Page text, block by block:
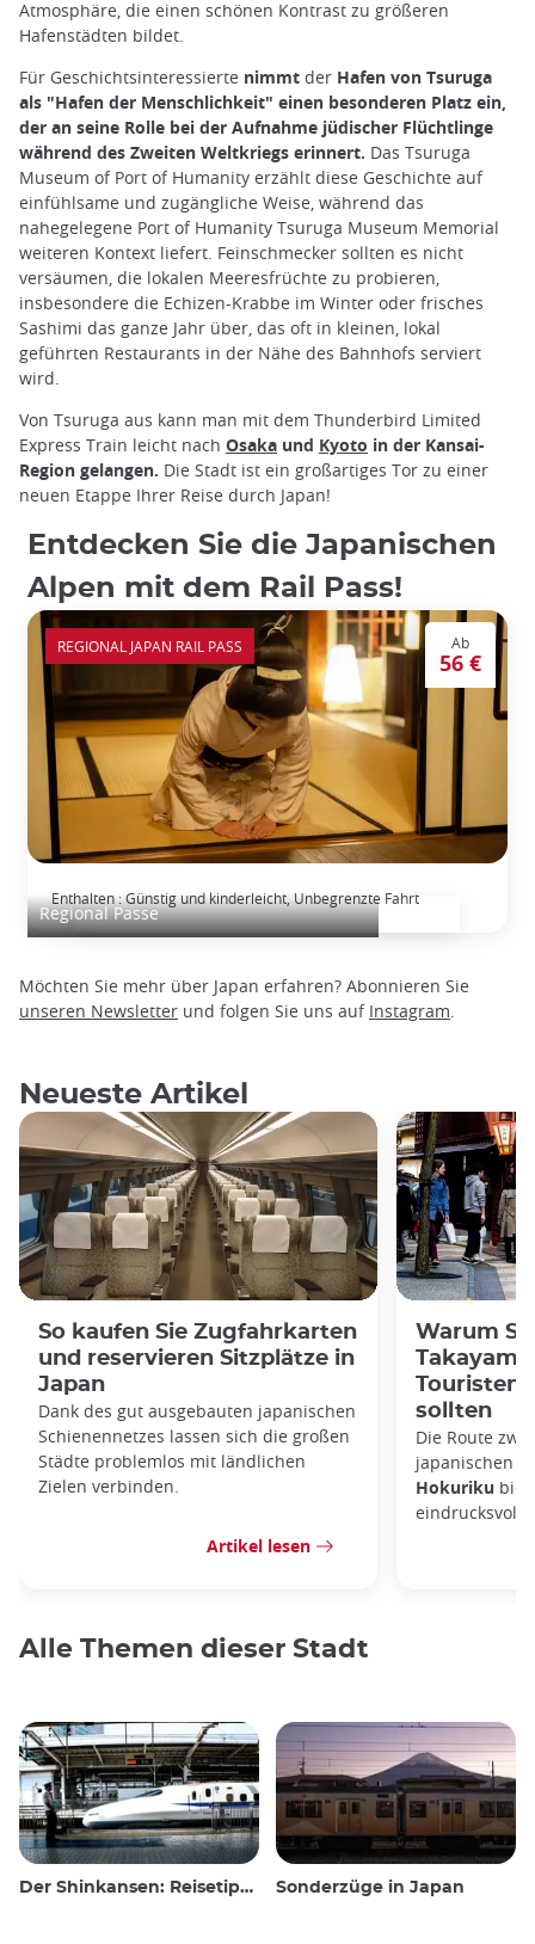
Atmosphäre, die einen schönen Kontrast zu größeren
Hafenstädten bildet.
Für Geschichtsinteressierte nimmt der Hafen von Tsuruga
als "Hafen der Menschlichkeit" einen besonderen Platz ein,
der an seine Rolle bei der Aufnahme jüdischer Flüchtlinge
während des Zweiten Weltkriegs erinnert. Das Tsuruga
Museum of Port of Humanity erzählt diese Geschichte auf
einfühlsame und zugängliche Weise, während das
nahegelegene Port of Humanity Tsuruga Museum Memorial
weiteren Kontext liefert. Feinschmecker sollten es nicht
versäumen, die lokalen Meeresfrüchte zu probieren,
insbesondere die Echizen-Krabbe im Winter oder frisches
Sashimi das ganze Jahr über, das oft in kleinen, lokal
geführten Restaurants in der Nähe des Bahnhofs serviert
wird.
Von Tsuruga aus kann man mit dem Thunderbird Limited
Express Train leicht nach Osaka und Kyoto in der Kansai-
Region gelangen. Die Stadt ist ein großartiges Tor zu einer
neuen Etappe Ihrer Reise durch Japan!
Entdecken Sie die Japanischen
Alpen mit dem Rail Pass!
Regional Passe
Ab
56 €
Enthalten : Günstig und kinderleicht, Unbegrenzte Fahrt
REGIONAL JAPAN RAIL PASS
Möchten Sie mehr über Japan erfahren? Abonnieren Sie
unseren Newsletter und folgen Sie uns auf Instagram
Neueste Artikel
So kaufen Sie Zugfahrkarten
und reservieren Sitzplätze in
Japan
Dank des gut ausgebauten japanischen
Schienennetzes lassen sich die großen
Städte problemlos mit ländlichen
Zielen verbinden.
Artikel lesen
Warum
sollten
Die Route
japanischen
Hokuriku
Alle Themen dieser Stadt
Der Shinkansen: Reisetipps für den japanischen Hochgeschwindigkeitszug Sonderzüge in Japan